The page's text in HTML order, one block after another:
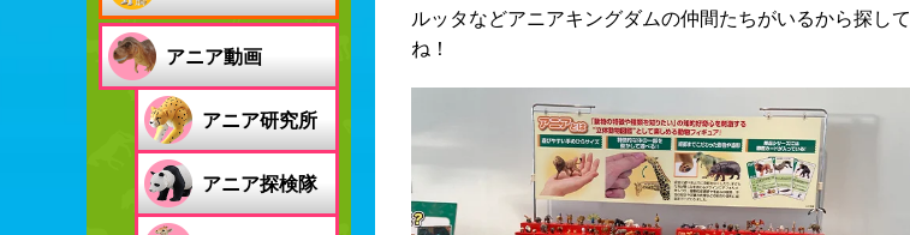
アニア動画
アニア研究所
アニア探検隊
ルッタなどアニアキングダムの仲間たちがいるから探して
ね！